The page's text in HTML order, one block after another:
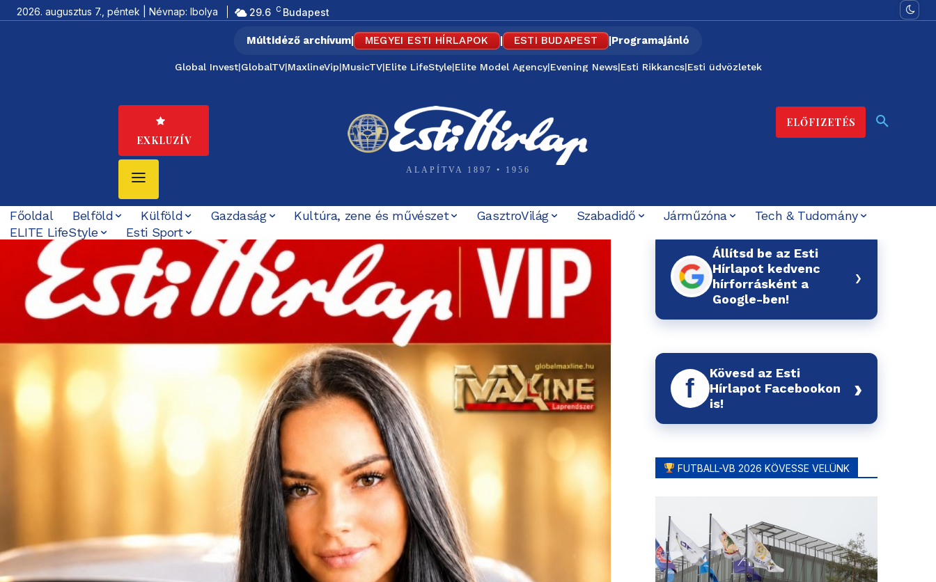
2026. augusztus 7., péntek | Névnap: Ibolya 29.6 C Budapest
Múltidéző archívum| MEGYEI ESTI HÍRLAPOK | ESTI BUDAPEST |Programajánló
Global Invest|GlobalTV|MaxlineVip|MusicTV|Elite LifeStyle|Elite Model Agency|Evening News|Esti Rikkancs|Esti üdvözletek
EXKLUZÍV
ALAPÍTVA 1897 • 1956
ELŐFIZETÉS
Főoldal Belföld Külföld Gazdaság Kultúra, zene és művészet GasztroVilág Szabadidő Járműzóna
Tech & Tudomány
ELITE LifeStyle
Esti Sport
Állítsd be az Esti
Hírlapot kedvenc
hírforrásként a
Google-ben!
›
f
Kövesd az Esti
Hírlapot Facebookon
is!
›
FUTBALL-VB 2026 KÖVESSE VELÜNK